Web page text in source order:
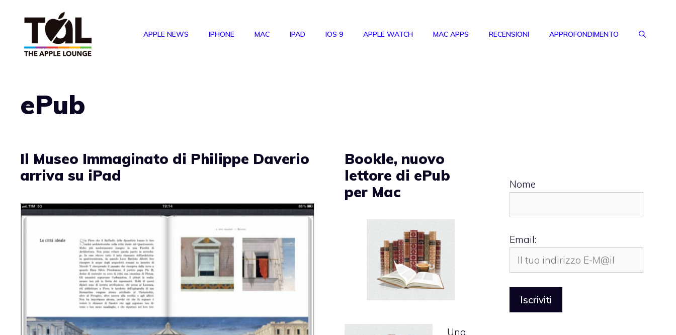
APPLE NEWS IPHONE MAC IPAD IOS 9 APPLE WATCH MAC APPS RECENSIONI APPROFONDIMENTO
ePub
Il Museo Immaginato di Philippe Daverio
arriva su iPad
Bookle, nuovo
lettore di ePub
per Mac
Una
Nome
Email: